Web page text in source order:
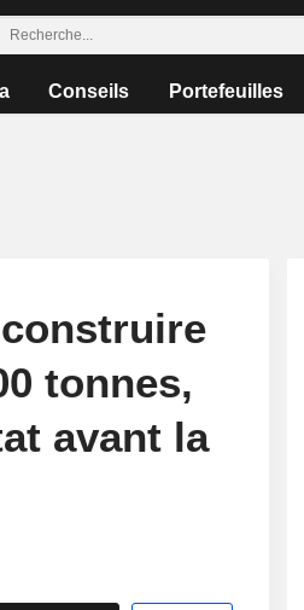
Conseils Portefeuilles
tonnes,
avant la